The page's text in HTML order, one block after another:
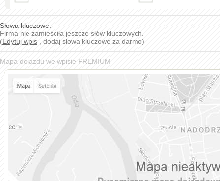
Słowa kluczowe:
Firma nie zamieściła jeszcze słów kluczowych.
(Edytuj wpis , dodaj słowa kluczowe za darmo)
Mapa dojazdu we wpisie PREMIUM